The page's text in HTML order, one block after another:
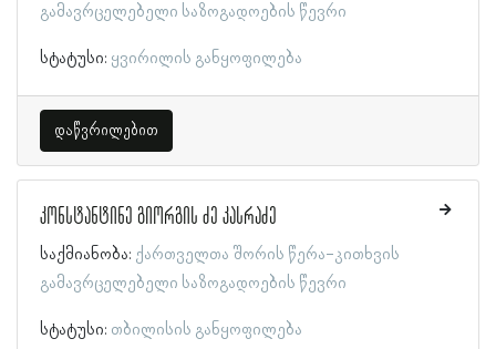
გამავრცელებელი საზოგადოების წევრი
სტატუსი: ყვირილის განყოფილება
დაწვრილებით
კონსტანტინე გიორგის ძე კასრაძე
საქმიანობა: ქართველთა შორის წერა-კითხვის
გამავრცელებელი საზოგადოების წევრი
სტატუსი: თბილისის განყოფილება